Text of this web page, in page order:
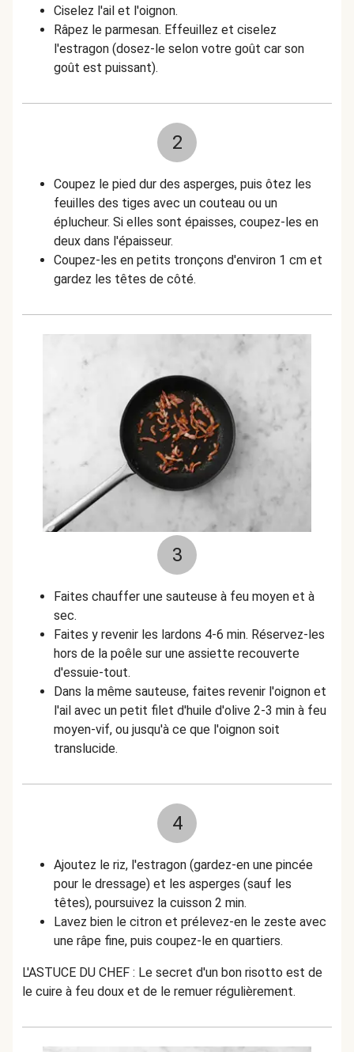
Ciselez l'ail et l'oignon.
Râpez le parmesan. Effeuillez et ciselez
l'estragon (dosez-le selon votre goût car son
goût est puissant).
2
Coupez le pied dur des asperges, puis ôtez les
feuilles des tiges avec un couteau ou un
éplucheur. Si elles sont épaisses, coupez-les en
deux dans l'épaisseur.
Coupez-les en petits tronçons d'environ 1 cm et
gardez les têtes de côté.
3
Faites chauffer une sauteuse à feu moyen et à
sec.
Faites y revenir les lardons 4-6 min. Réservez-les
hors de la poêle sur une assiette recouverte
d'essuie-tout.
Dans la même sauteuse, faites revenir l'oignon et
l'ail avec un petit filet d'huile d'olive 2-3 min à feu
moyen-vif, ou jusqu'à ce que l'oignon soit
translucide.
4
Ajoutez le riz, l'estragon (gardez-en une pincée
pour le dressage) et les asperges (sauf les
têtes), poursuivez la cuisson 2 min.
Lavez bien le citron et prélevez-en le zeste avec
une râpe fine, puis coupez-le en quartiers.
L'ASTUCE DU CHEF : Le secret d'un bon risotto est de
le cuire à feu doux et de le remuer régulièrement.